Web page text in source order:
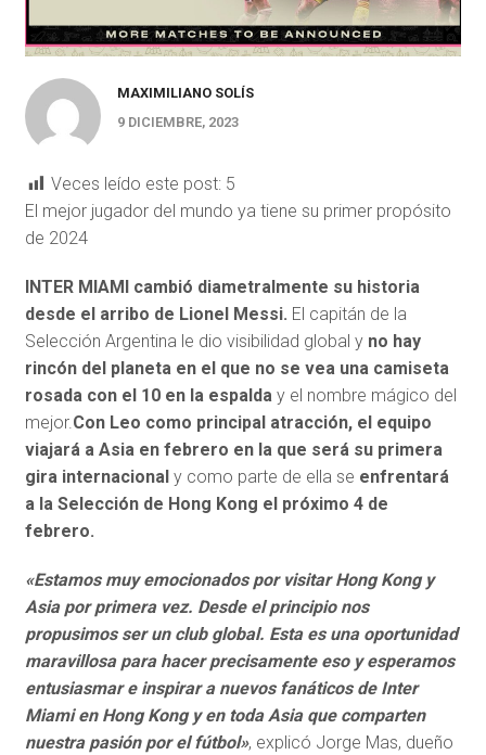
MAXIMILIANO SOLÍS
9 DICIEMBRE, 2023
Veces leído este post: 5
El mejor jugador del mundo ya tiene su primer propósito
de 2024
INTER MIAMI cambió diametralmente su historia
desde el arribo de Lionel Messi. El capitán de la
Selección Argentina le dio visibilidad global yno hay
rincón del planeta en el que no se vea una camiseta
rosada con el 10 en la espalda y el nombre mágico del
mejor.Con Leo como principal atracción, el equipo
viajará a Asia en febrero en la que será su primera
gira internacional y como parte de ella se enfrentará
a la Selección de Hong Kong el próximo 4 de
febrero.
«Estamos muy emocionados por visitar Hong Kong y
Asia por primera vez. Desde el principio nos
propusimos ser un club global. Esta es una oportunidad
maravillosa para hacer precisamente eso y esperamos
entusiasmar e inspirar a nuevos fanáticos de Inter
Miami en Hong Kong y en toda Asia que comparten
nuestra pasión por el fútbol», explicó Jorge Mas, dueño